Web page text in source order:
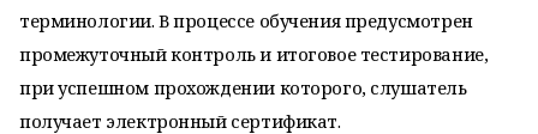
терминологии. В процессе обучения предусмотрен
промежуточный контроль и итоговое тестирование,
при успешном прохождении которого, слушатель
получает электронный сертификат.